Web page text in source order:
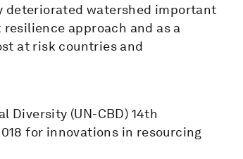
deteriorated watershed important
approach and as a
at risk countries and
Diversity (UN-CBD) 14th
for innovations in resourcing